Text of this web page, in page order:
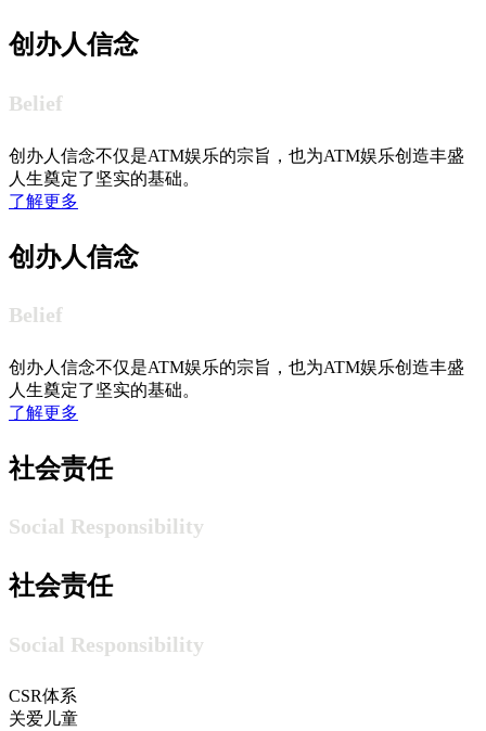
创办人信念
Belief
创办人信念不仅是ATM娱乐的宗旨，也为ATM娱乐创造丰盛
人生奠定了坚实的基础。
了解更多
创办人信念
Belief
创办人信念不仅是ATM娱乐的宗旨，也为ATM娱乐创造丰盛
人生奠定了坚实的基础。
了解更多
社会责任
Social Responsibility
社会责任
Social Responsibility
CSR体系
关爱儿童